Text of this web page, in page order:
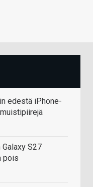
edestä iPhone-
S27
pois